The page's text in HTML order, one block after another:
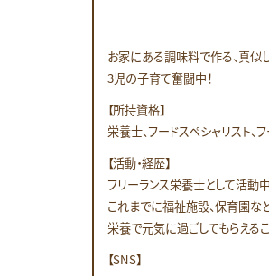
お家にある調味料で作る、真似
3児の子育て奮闘中！
【所持資格】
栄養士、フードスペシャリスト、
【活動・経歴】
フリーランス栄養士として活動中
これまでに福祉施設、保育園な
栄養で元気に過ごしてもらえる
【SNS】